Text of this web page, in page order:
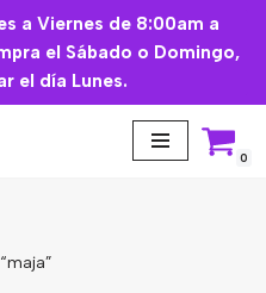
a Viernes de 8:00am a
el Sábado o Domingo,
el día Lunes.
0